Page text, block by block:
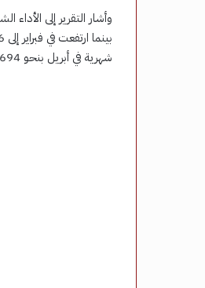
شهرية في أبريل بنحو 694 مليون دولار، وهو ما يعكس اتجاهًا تصاعديًا واضحًا في أداء القطاع.